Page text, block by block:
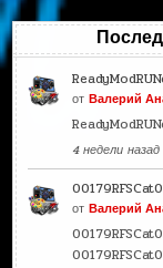
отВалерий
4 недели назад
отВалерий